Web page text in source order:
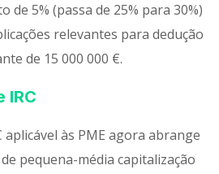
de 5% (passa de 25% para 30%)
relevantes para dedução
de 15 000 000 €.
IRC
aplicável às PME agora abrange
pequena-média capitalização